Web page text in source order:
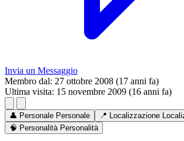
Invia un Messaggio
Membro dal: 27 ottobre 2008 (17 anni fa)
Ultima visita: 15 novembre 2009 (16 anni fa)
👤 Personale Personale 📍 Localizzazione
🧠 Personalità Personalità